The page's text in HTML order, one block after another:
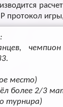
протокол
место)
более 2/3
турнира)